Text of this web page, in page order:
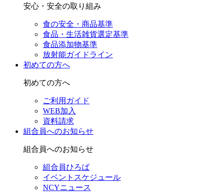
安心・安全の取り組み
食の安全・商品基準
食品・生活雑貨選定基準
食品添加物基準
放射能ガイドライン
初めての方へ
初めての方へ
ご利用ガイド
WEB加入
資料請求
組合員へのお知らせ
組合員へのお知らせ
組合員ひろば
イベントスケジュール
NCYニュース